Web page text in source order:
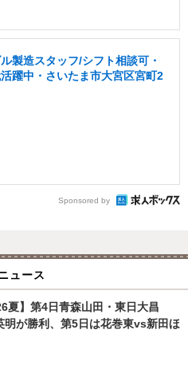
製造スタッフ/シフト相談可・
躍中・さいたま市大宮区宮町2
Sponsored by
ュース
夏】第4日青森山田・東日大昌
明が勝利、第5日は花巻東vs新田ほ